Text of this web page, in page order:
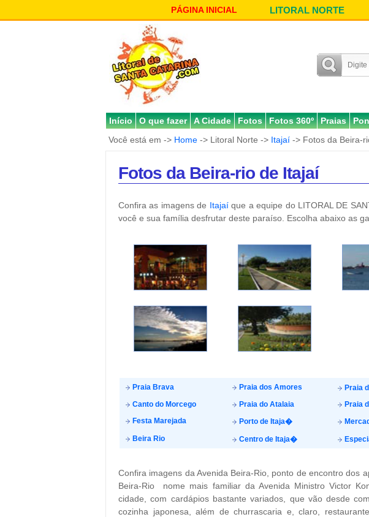
PÁGINA INICIAL LITORAL NORTE
Início O que fazer A Cidade Fotos Fotos 360º Praias
Você está em -> Home -> Litoral Norte -> Itajaí -> Fotos da Beira-
Fotos da Beira-rio de Itajaí
Confira as imagens de Itajaíque a equipe do LITORAL DE
você e sua família desfrutar deste paraíso. Escolha abaixo as
Praia Brava Praia dos Amores
Praia
Canto do Morcego
Praia do Atalaia
Praia
Festa Marejada
Porto de Itaja�
Beira Rio
Centro de Itaja�
Confira imagens da Avenida Beira-Rio, ponto de encontro dos
Beira-Rio  nome mais familiar da Avenida Ministro Victor
cidade, com cardápios bastante variados, que vão desde
cozinha japonesa, além de churrascaria e, claro,